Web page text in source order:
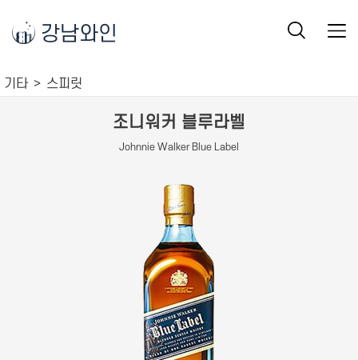
강남와인
기타 스피릿
조니워커 블루라벨
Johnnie Walker Blue Label